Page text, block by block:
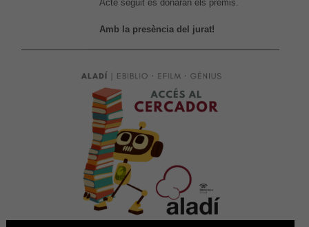
Acte seguit es donaran els premis.
Amb la presència del jurat!